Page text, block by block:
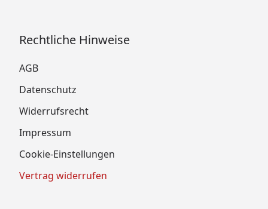
Rechtliche Hinweise
AGB
Datenschutz
Widerrufsrecht
Impressum
Cookie-Einstellungen
Vertrag widerrufen